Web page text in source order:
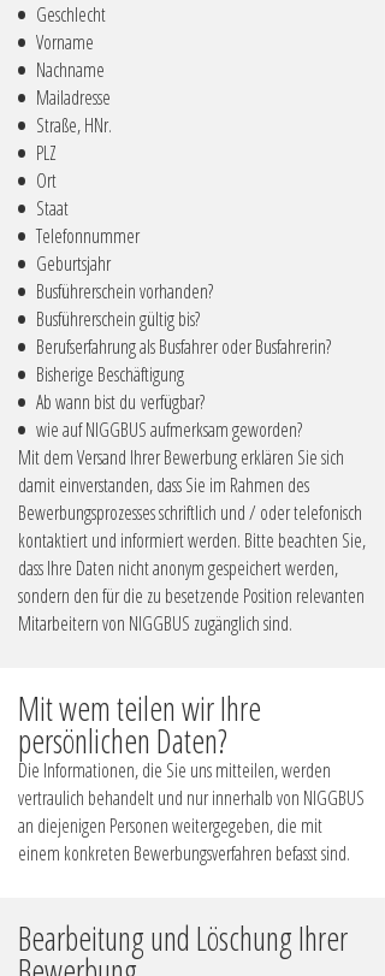
Geschlecht
Vorname
Nachname
Mailadresse
Straße, HNr.
PLZ
Ort
Staat
Telefonnummer
Geburtsjahr
Busführerschein vorhanden?
Busführerschein gültig bis?
Berufserfahrung als Busfahrer oder Busfahrerin?
Bisherige Beschäftigung
Ab wann bist du verfügbar?
wie auf NIGGBUS aufmerksam geworden?
Mit dem Versand Ihrer Bewerbung erklären Sie sich
damit einverstanden, dass Sie im Rahmen des
Bewerbungsprozesses schriftlich und / oder telefonisch
kontaktiert und informiert werden. Bitte beachten Sie,
dass Ihre Daten nicht anonym gespeichert werden,
sondern den für die zu besetzende Position relevanten
Mitarbeitern von NIGGBUS zugänglich sind.
Mit wem teilen wir Ihre
persönlichen Daten?
Die Informationen, die Sie uns mitteilen, werden
vertraulich behandelt und nur innerhalb von NIGGBUS
an diejenigen Personen weitergegeben, die mit
einem konkreten Bewerbungsverfahren befasst sind.
Bearbeitung und Löschung Ihrer